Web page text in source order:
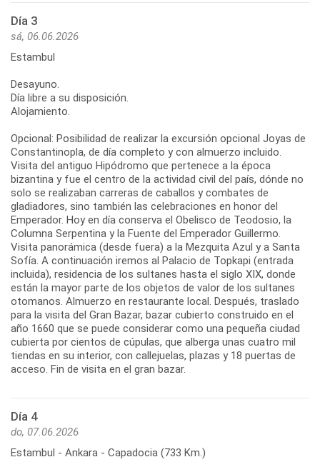
Día 3
sá, 06.06.2026
Estambul
Desayuno.
Día libre a su disposición.
Alojamiento.
Opcional: Posibilidad de realizar la excursión opcional Joyas de
Constantinopla, de día completo y con almuerzo incluido.
Visita del antiguo Hipódromo que pertenece a la época
bizantina y fue el centro de la actividad civil del país, dónde no
solo se realizaban carreras de caballos y combates de
gladiadores, sino también las celebraciones en honor del
Emperador. Hoy en día conserva el Obelisco de Teodosio, la
Columna Serpentina y la Fuente del Emperador Guillermo.
Visita panorámica (desde fuera) a la Mezquita Azul y a Santa
Sofía. A continuación iremos al Palacio de Topkapi (entrada
incluida), residencia de los sultanes hasta el siglo XIX, donde
están la mayor parte de los objetos de valor de los sultanes
otomanos. Almuerzo en restaurante local. Después, traslado
para la visita del Gran Bazar, bazar cubierto construido en el
año 1660 que se puede considerar como una pequeña ciudad
cubierta por cientos de cúpulas, que alberga unas cuatro mil
tiendas en su interior, con callejuelas, plazas y 18 puertas de
acceso. Fin de visita en el gran bazar.
Día 4
do, 07.06.2026
Estambul - Ankara - Capadocia (733 Km.)